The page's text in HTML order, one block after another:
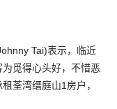
Tai)表示，临近
觅得心头好，不惜恶
荃湾缙庭山1房户，